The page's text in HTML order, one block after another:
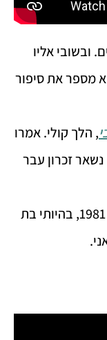
בארץ ישראל, לפני 95 שנים. ובשובי אליו
מספר את סיפור
, הלך קולי. אמרו
זכרון עבר
את השיר "פרחי אולי" הקלטתי בשנת 1981, בהיותי בת